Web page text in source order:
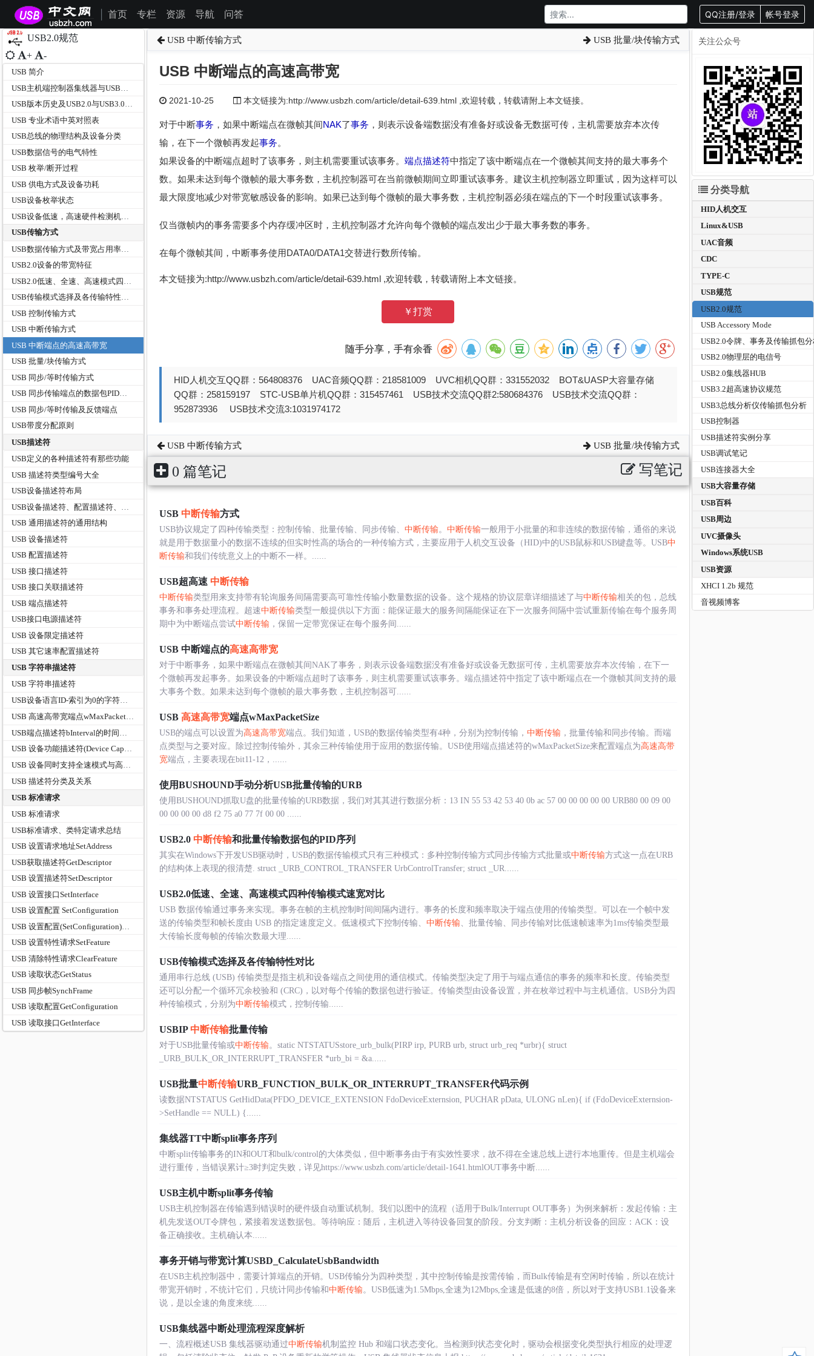
首页 专栏 资源 导航 问答 QQ注册/登录 帐号登录
USB2.0规范
+ -
USB 简介
USB版本历史及USB2.0与USB3.0的区别
USB 专业术语中英对照表
USB总线的物理结构及设备分类
USB数据信号的电气特性
USB 枚举/断开过程
USB 供电方式及设备功耗
USB设备枚举状态
USB传输方式
USB2.0设备的带宽特征
USB传输模式选择及各传输特性对比
USB 控制传输方式
USB 中断传输方式
USB 中断端点的高速高带宽
USB 批量/块传输方式
USB 同步/等时传输方式
USB 同步传输端点的数据包PID序列及额外传输端点大小
USB 同步/等时传输及反馈端点
USB带度分配原则
USB描述符
USB定义的各种描述符有那些功能
USB 描述符类型编号大全
USB设备描述符布局
USB 通用描述符的通用结构
USB 设备描述符
USB 配置描述符
USB 接口描述符
USB 接口关联描述符
USB 端点描述符
USB接口电源描述符
USB 设备限定描述符
USB 其它速率配置描述符
USB 字符串描述符
USB 字符串描述符
USB 高速高带宽端点wMaxPacketSize
USB 设备功能描述符(Device Capability Descriptor)
USB 描述符分类及关系
USB 标准请求
USB 标准请求
USB标准请求、类特定请求总结
USB 设置请求地址SetAddress
USB获取描述符GetDescriptor
USB 设置描述符SetDescriptor
USB 设置接口SetInterface
USB 设置配置 SetConfiguration
USB 设置特性请求SetFeature
USB 清除特性请求ClearFeature
USB 读取状态GetStatus
USB 同步帧SynchFrame
USB 读取配置GetConfiguration
USB 读取接口GetInterface
USB 中断传输方式 USB 批量/块传输方式
USB 中断端点的高速高带宽
2021-10-25 本文链接为:http://www.usbzh.com/article/detail-639.html ,欢迎转载，转载请附上本文链接。
对于中断事务 ，如果中断端点在微帧其间NAK了事务 ，则表示设备端数据没有准备好或设备无数据可传，主机需要放弃本次传
输，在下一个微帧再发起事务。
如果设备的中断端点超时了该事务，则主机需要重试该事务。 端点描述符中指定了该中断端点在一个微帧其间支持的最大事务个
数。如果未达到每个微帧的最大事务数，主机控制器可在当前微帧期间立即重试该事务。建议主机控制器立即重试，因为这样可以
最大限度地减少对带宽敏感设备的影响。如果已达到每个微帧的最大事务数，主机控制器必须在端点的下一个时段重试该事务。
仅当微帧内的事务需要多个内存缓冲区时，主机控制器才允许向每个微帧的端点发出少于最大事务数的事务。
在每个微帧其间，中断事务使用DATA0/DATA1交替进行数所传输。
本文链接为:http://www.usbzh.com/article/detail-639.html ,欢迎转载，转载请附上本文链接。
￥打赏
随手分享，手有余香
HID人机交互QQ群：564808376 UAC音频QQ群：218581009 UVC相机QQ群：331552032 BOT&UASP大容量存储
QQ群：258159197 STC-USB单片机QQ群：315457461 USB技术交流QQ群2:580684376 USB技术交流QQ群：
952873936 USB技术交流3:1031974172
USB 中断传输方式 USB 批量/块传输方式
0 篇笔记 写笔记
USB 中断传输方式
USB协议规定了四种传输类型：控制传输、批量传输、同步传输、 中断传输。 中断传输一般用于小批量的和非连续的数据传输，通俗的来说
就是用于数据量小的数据不连续的但实时性高的场合的一种传输方式，主要应用于人机交互设备（HID)中的USB鼠标和USB键盘等。USB中
断传输和我们传统意义上的中断不一样。......
USB超高速 中断传输
中断传输类型用来支持带有轮询服务间隔需要高可靠性传输小数量数据的设备。这个规格的协议层章详细描述了与中断传输相关的包，总线
事务和事务处理流程。超速中断传输类型一般提供以下方面：能保证最大的服务间隔能保证在下一次服务间隔中尝试重新传输在每个服务周
期中为中断端点尝试中断传输，保留一定带宽保证在每个服务间......
USB 中断端点的高速高带宽
对于中断事务，如果中断端点在微帧其间NAK了事务，则表示设备端数据没有准备好或设备无数据可传，主机需要放弃本次传输，在下一
个微帧再发起事务。如果设备的中断端点超时了该事务，则主机需要重试该事务。端点描述符中指定了该中断端点在一个微帧其间支持的最
大事务个数。如果未达到每个微帧的最大事务数，主机控制器可......
USB 高速高带宽端点wMaxPacketSize
USB的端点可以设置为高速高带宽端点。我们知道，USB的数据传输类型有4种，分别为控制传输， 中断传输，批量传输和同步传输。而端
点类型与之要对应。除过控制传输外，其余三种传输使用于应用的数据传输。USB使用端点描述符的wMaxPacketSize来配置端点为高速高带
宽端点，主要表现在bit11-12，......
使用BUSHOUND手动分析USB批量传输的URB
使用BUSHOUND抓取U盘的批量传输的URB数据，我们对其其进行数据分析：13 IN 55 53 42 53 40 0b ac 57 00 00 00 00 00 URB80 00 09 00
00 00 00 00 d8 f2 75 a0 77 7f 00 00 ......
USB2.0 中断传输和批量传输数据包的PID序列
其实在Windows下开发USB驱动时，USB的数据传输模式只有三种模式：多种控制传输方式同步传输方式批量或中断传输方式这一点在URB
的结构体上表现的很清楚. struct _URB_CONTROL_TRANSFER UrbControlTransfer; struct _UR......
USB2.0低速、全速、高速模式四种传输模式速宽对比
USB 数据传输通过事务来实现。事务在帧的主机控制时间间隔内进行。事务的长度和频率取决于端点使用的传输类型。可以在一个帧中发
送的传输类型和帧长度由 USB 的指定速度定义。低速模式下控制传输、 中断传输、批量传输、同步传输对比低速帧速率为1ms传输类型最
大传输长度每帧的传输次数最大理......
USB传输模式选择及各传输特性对比
通用串行总线 (USB) 传输类型是指主机和设备端点之间使用的通信模式。传输类型决定了用于与端点通信的事务的频率和长度。传输类型
还可以分配一个循环冗余校验和 (CRC)，以对每个传输的数据包进行验证。传输类型由设备设置，并在枚举过程中与主机通信。USB分为四
种传输模式，分别为中断传输模式，控制传输......
USBIP 中断传输批量传输
对于USB批量传输或中断传输。static NTSTATUSstore_urb_bulk(PIRP irp, PURB urb, struct urb_req *urbr){ struct
_URB_BULK_OR_INTERRUPT_TRANSFER *urb_bi = &a......
USB批量中断传输URB_FUNCTION_BULK_OR_INTERRUPT_TRANSFER代码示例
读数据NTSTATUS GetHidData(PFDO_DEVICE_EXTENSION FdoDeviceExternsion, PUCHAR pData, ULONG nLen){ if (FdoDeviceExternsion-
>SetHandle == NULL) {......
集线器TT中断split事务序列
中断split传输事务的IN和OUT和bulk/control的大体类似，但中断事务由于有实效性要求，故不得在全速总线上进行本地重传。但是主机端会
进行重传，当错误累计≥3时判定失败，详见https://www.usbzh.com/article/detail-1641.htmlOUT事务中断......
USB主机中断split事务传输
USB主机控制器在传输遇到错误时的硬件级自动重试机制。我们以图中的流程（适用于Bulk/Interrupt OUT事务）为例来解析：发起传输：主
机先发送OUT令牌包，紧接着发送数据包。等待响应：随后，主机进入等待设备回复的阶段。分支判断：主机分析设备的回应：ACK：设
备正确接收。主机确认本......
事务开销与带宽计算USBD_CalculateUsbBandwidth
在USB主机控制器中，需要计算端点的开销。USB传输分为四种类型，其中控制传输是按需传输，而Bulk传输是有空闲时传输，所以在统计
带宽开销时，不统计它们，只统计同步传输和中断传输。USB低速为1.5Mbps,全速为12Mbps,全速是低速的8倍，所以对于支持USB1.1设备来
说，是以全速的角度来统......
USB集线器中断处理流程深度解析
一、流程概述USB 集线器驱动通过中断传输机制监控 Hub 和端口状态变化。当检测到状态变化时，驱动会根据变化类型执行相应的处理逻
关注公众号
分类导航
HID人机交互
Linux&USB
UAC音频
CDC
TYPE-C
USB规范
USB2.0规范
USB Accessory Mode
USB2.0令牌、事务及传输抓包
USB2.0物理层的电信号
USB2.0集线器HUB
USB3.2超高速协议规范
USB3总线分析仪传输抓包分析
USB控制器
USB描述符实例分享
USB调试笔记
USB连接器大全
USB大容量存储
USB百科
USB周边
UVC摄像头
Windows系统USB
USB资源
XHCI 1.2b 规范
音视频博客